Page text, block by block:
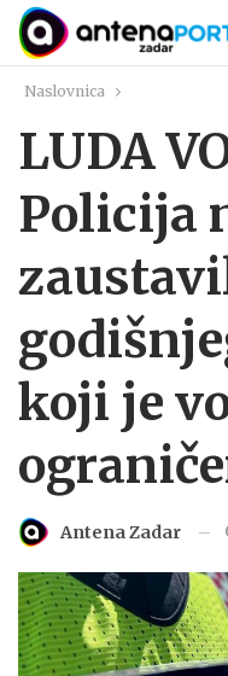
Naslovnica
LUDA
Policija
koji je
Antena Zadar